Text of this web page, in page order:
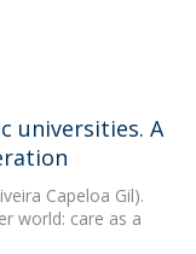
universities. A
Capeloa Gil).
world: care as a